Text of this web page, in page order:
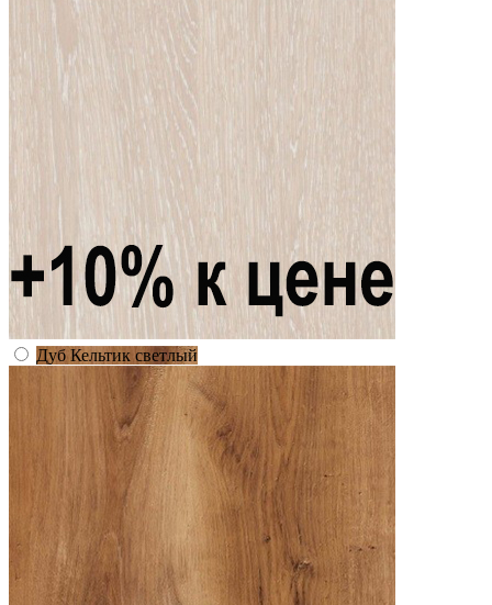
Дуб Кельтик светлый